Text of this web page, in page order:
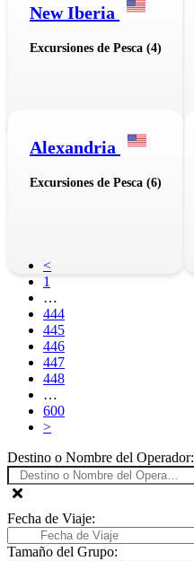
New Iberia
Excursiones de Pesca (4)
Alexandria
Excursiones de Pesca (6)
<
1
…
444
445
446
447
448
…
600
>
Destino o Nombre del Operador:
Fecha de Viaje:
Tamaño del Grupo: